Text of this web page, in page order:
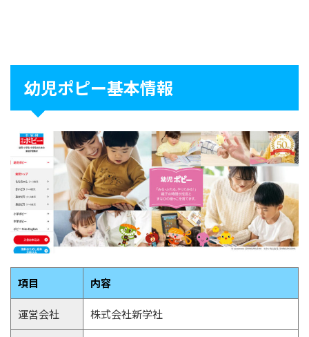
幼児ポピー基本情報
項目 内容
運営会社 株式会社新学社